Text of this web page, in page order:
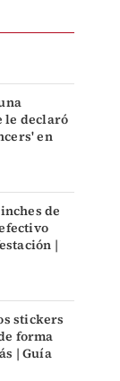
le declaró
en
de
|
stickers
forma
| Guía